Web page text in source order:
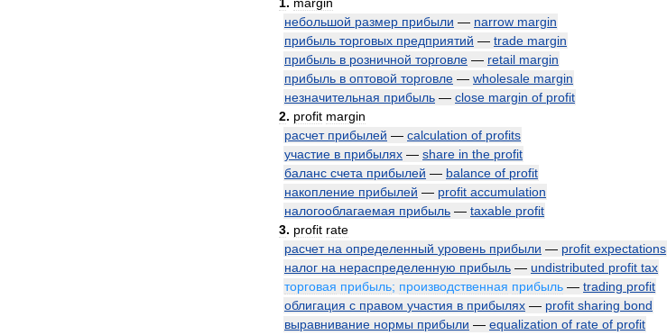
небольшой размер прибыли — narrow margin
прибыль торговых предприятий — trade margin
прибыль в розничной торговле — retail margin
прибыль в оптовой торговле — wholesale margin
незначительная прибыль — close margin of profit
2. profit margin
расчет прибылей — calculation of profits
участие в прибылях — share in the profit
баланс счета прибылей — balance of profit
накопление прибылей — profit accumulation
налогооблагаемая прибыль — taxable profit
3. profit rate
расчет на определенный уровень прибыли — profit expectations
налог на нераспределенную прибыль — undistributed profit tax
торговая прибыль; производственная прибыль — trading profit
облигация с правом участия в прибылях — profit sharing bond
выравнивание нормы прибыли — equalization of rate of profit